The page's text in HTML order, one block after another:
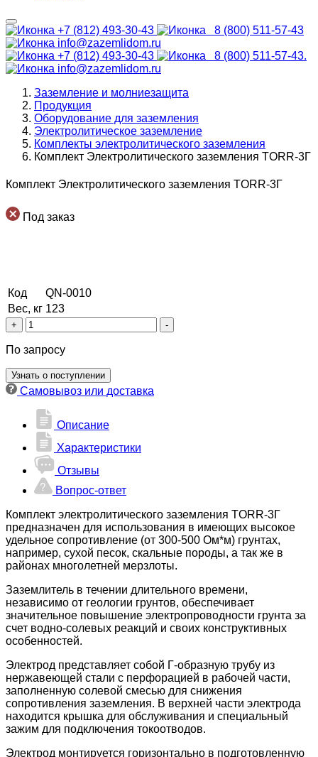
+7 (812) 493-30-43
8 (800) 511-57-43
info@zazemlidom.ru
+7 (812) 493-30-43
8 (800) 511-57-43.
info@zazemlidom.ru
Заземление и молниезащита
Продукция
Оборудование для заземления
Электролитическое заземление
Комплекты электролитического заземления
Комплект Электролитического заземления TORR-3Г
Комплект Электролитического заземления TORR-3Г
Под заказ
Код
QN-0010
Вес, кг 123
+
Количество
товара
Комплект
заземления
TORR-
3Г
-
По запросу
Узнать о поступлении
Самовывоз или доставка
Описание
Характеристики
Отзывы
Вопрос-ответ
Комплект электролитического заземления TORR-3Г
предназначен для использования в имеющих высокое
удельное сопротивление (от 300-500 Ом*м) грунтах,
например, сухой песок, скальные породы, а так же в
районах многолетней мерзлоты.
Заземлитель в течении длительного времени,
независимо от геологии грунтов, обеспечивает
значительное повышение электропроводности грунта за
счет водно-солевых реакций и своих конструктивных
особенностей.
Электрод представляет собой Г-образную трубу из
нержавеющей стали с перфорацией в рабочей части,
заполненную солевой смесью для снижения
сопротивления заземления. В верхней части электрода
находится крышка для обслуживания и специальный
зажим для подключения токоотводов.
Электрод монтируется горизонтально в подготовленную